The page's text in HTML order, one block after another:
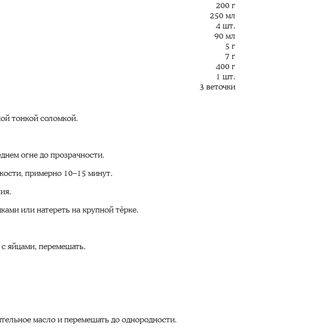
200 г
250 мл
4 шт.
90 мл
5 г
7 г
400 г
1 шт.
3 веточки
тонкой соломкой.
огне до прозрачности.
примерно 10–15 минут.
или натереть на крупной тёрке.
яйцами, перемешать.
масло и перемешать до однородности.